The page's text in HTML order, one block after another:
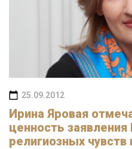
25.09.2012
Ирина Яровая
ценность
религиозных